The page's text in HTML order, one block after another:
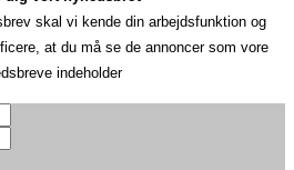
skal vi kende din arbejdsfunktion og
at du må se de annoncer som vore
indeholder